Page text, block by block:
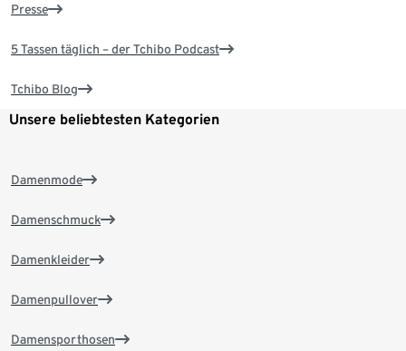
Presse
5 Tassen täglich – der Tchibo Podcast
Tchibo Blog
Unsere beliebtesten Kategorien
Damenmode
Damenschmuck
Damenkleider
Damenpullover
Damensporthosen